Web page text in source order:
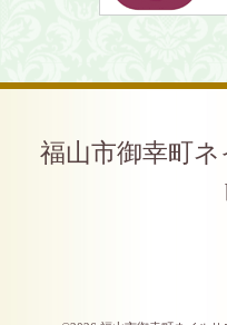
福山市御幸町